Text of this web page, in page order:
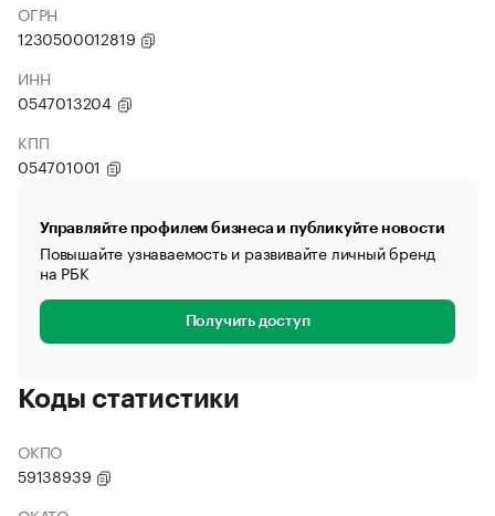
ОГРН
1230500012819
ИНН
0547013204
КПП
054701001
Управляйте профилем бизнеса и публикуйте новости
Повышайте узнаваемость и развивайте личный бренд
на РБК
Получить доступ
Коды статистики
ОКПО
59138939